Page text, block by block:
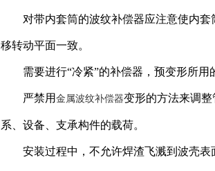
对带内套筒的波纹补偿器应注意使内
移转动平面一致。
需要进行“冷紧”的补偿器，预变形所
严禁用 金属波纹补偿器变形的方法来调
系、设备、支承构件的载荷。
安装过程中，不允许焊渣飞溅到波壳